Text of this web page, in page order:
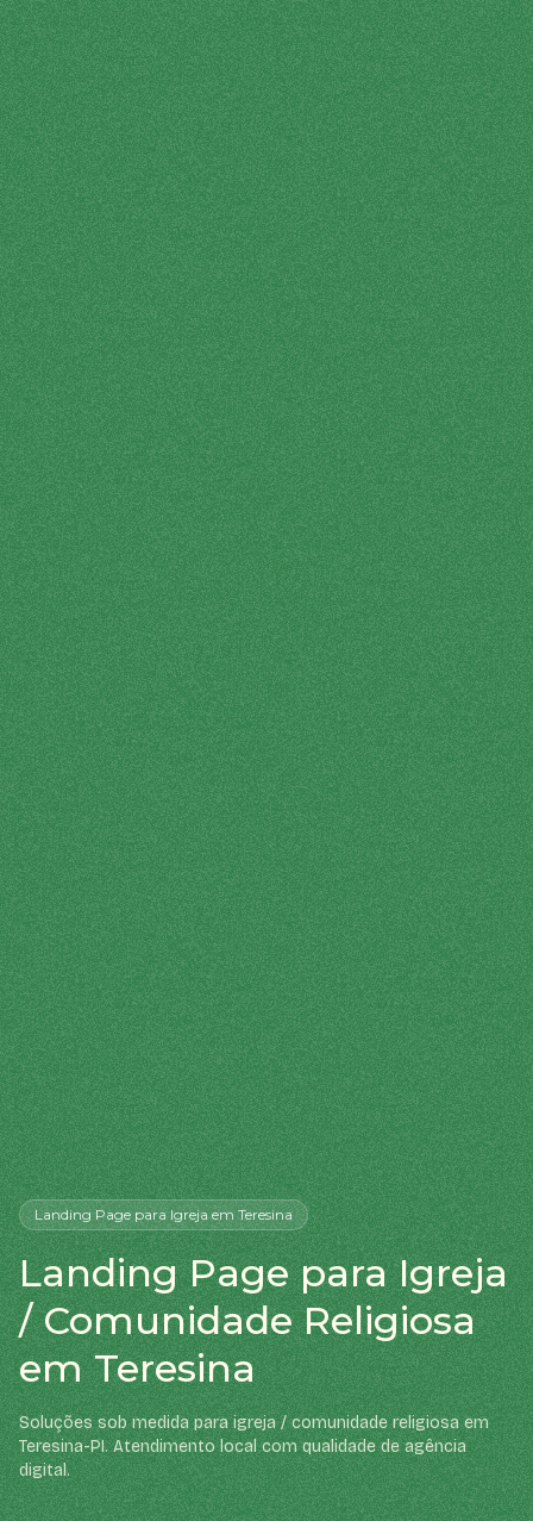
Landing Pagepara Igrejaem Teresina
Landing Page para Igreja
/ Comunidade Religiosa
em Teresina
Soluções sob medida para igreja / comunidade religiosa em
Teresina-PI. Atendimento local com qualidade de agência
digital.